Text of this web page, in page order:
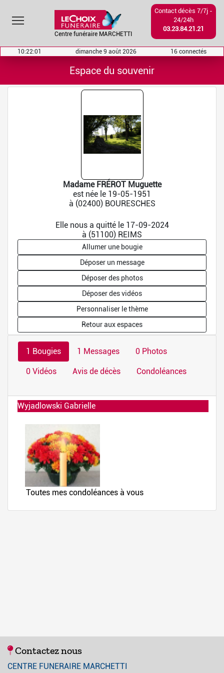
Centre funéraire MARCHETTI
Toggle main menu visibility
Contact décès 7/7j -
24/24h
03.23.84.21.21
10:22:01 dimanche 9 août 2026 16 connectés
Espace du souvenir
Madame FRÉROT Muguette
est née le 19-05-1951
à (02400) BOURESCHES
Elle nous a quitté le 17-09-2024
à (51100) REIMS
Allumer une bougie
Déposer un message
Déposer des photos
Déposer des vidéos
Personnaliser le thème
Retour aux espaces
1 Bougies 1 Messages 0 Photos
0 Vidéos Avis de décès Condoléances
Wyjadlowski Gabrielle
Contactez nous
CENTRE FUNERAIRE MARCHETTI